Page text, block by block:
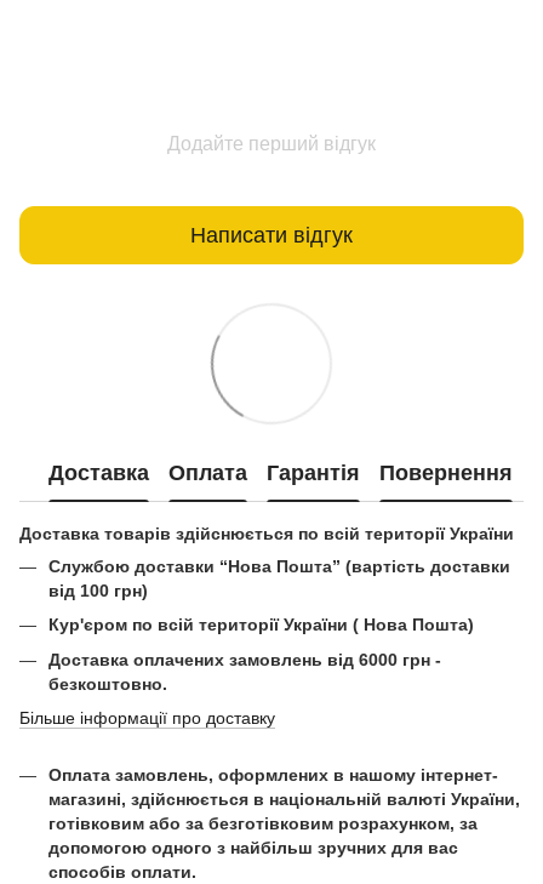
Додайте перший відгук
Написати відгук
Доставка Оплата Гарантія Повернення
Доставка товарів здійснюється по всій території України
Службою доставки “Нова Пошта” (вартість доставки
від 100 грн)
Кур'єром по всій території України ( Нова Пошта)
Доставка оплачених замовлень від 6000 грн -
безкоштовно.
Більше інформації про доставку
Оплата замовлень, оформлених в нашому інтернет-
магазині, здійснюється в національній валюті України,
готівковим або за безготівковим розрахунком, за
допомогою одного з найбільш зручних для вас
способів оплати.